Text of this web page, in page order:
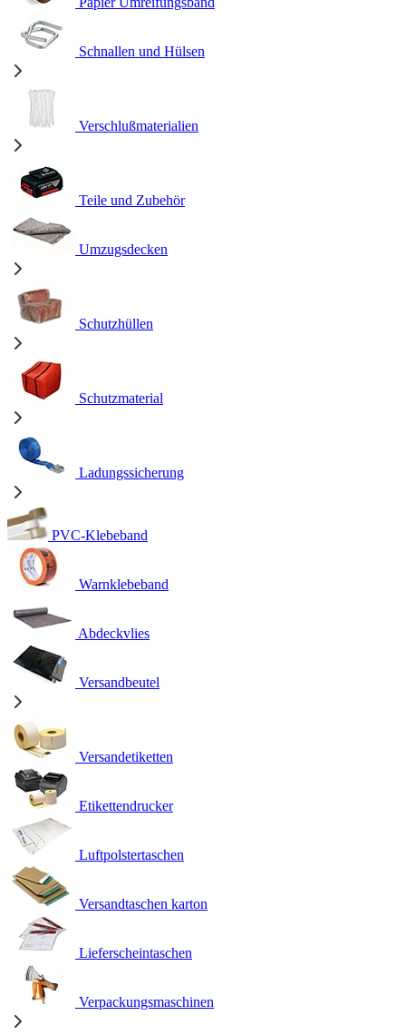
Schnallen und Hülsen
Verschlußmaterialien
Teile und Zubehör
Umzugsdecken
Schutzhüllen
Schutzmaterial
Ladungssicherung
PVC-Klebeband
Warnklebeband
Abdeckvlies
Versandbeutel
Versandetiketten
Etikettendrucker
Luftpolstertaschen
Versandtaschen karton
Lieferscheintaschen
Verpackungsmaschinen